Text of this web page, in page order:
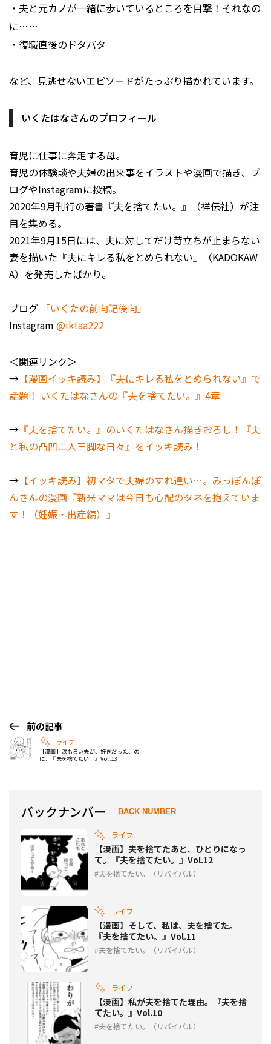
・夫と元カノが一緒に歩いているところを目撃！それなの
に……
・復職直後のドタバタ
など、見逃せないエピソードがたっぷり描かれています。
いくたはなさんのプロフィール
育児に仕事に奔走する母。
育児の体験談や夫婦の出来事をイラストや漫画で描き、ブ
ログやInstagramに投稿。
2020年9月刊行の著書『夫を捨てたい。』（祥伝社）が注
目を集める。
2021年9月15日には、夫に対してだけ苛立ちが止まらない
妻を描いた『夫にキレる私をとめられない』（KADOKAW
A）を発売したばかり。
ブログ 「いくたの前向記後向」
Instagram @iktaa222
＜関連リンク＞
→ 【漫画イッキ読み】『夫にキレる私をとめられない』で
話題！ いくたはなさんの『夫を捨てたい。』4章
→ 『夫を捨てたい。』のいくたはなさん描きおろし！『夫
と私の凸凹二人三脚な日々』をイッキ読み！
→ 【イッキ読み】初マタで夫婦のすれ違い…。みっぽんぽ
んさんの漫画『新米ママは今日も心配のタネを抱えていま
す！（妊娠・出産編）』
前の記事
ライフ
【漫画】涙もろい夫が、好きだった、の
に。『夫を捨てたい。』Vol.13
バックナンバー BACK NUMBER
ライフ
【漫画】夫を捨てたあと、ひとりになっ
て。『夫を捨てたい。』Vol.12
夫を捨てたい。（リバイバル）
ライフ
【漫画】そして、私は、夫を捨てた。
『夫を捨てたい。』Vol.11
夫を捨てたい。（リバイバル）
ライフ
【漫画】私が夫を捨てた理由。『夫を捨
てたい。』Vol.10
夫を捨てたい。（リバイバル）